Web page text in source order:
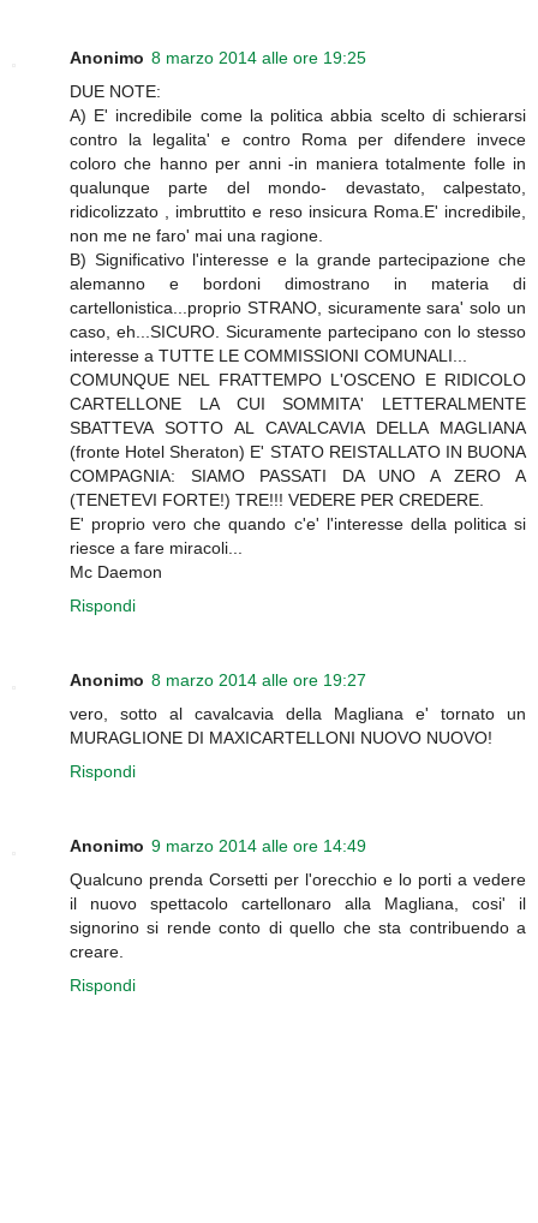
Anonimo 8 marzo 2014 alle ore 19:25
DUE NOTE:
A) E' incredibile come la politica abbia scelto di schierarsi
contro la legalita' e contro Roma per difendere invece
coloro che hanno per anni -in maniera totalmente folle in
qualunque parte del mondo- devastato, calpestato,
ridicolizzato , imbruttito e reso insicura Roma.E' incredibile,
non me ne faro' mai una ragione.
B) Significativo l'interesse e la grande partecipazione che
alemanno e bordoni dimostrano in materia di
cartellonistica...proprio STRANO, sicuramente sara' solo un
caso, eh...SICURO. Sicuramente partecipano con lo stesso
interesse a TUTTE LE COMMISSIONI COMUNALI...
COMUNQUE NEL FRATTEMPO L'OSCENO E RIDICOLO
CARTELLONE LA CUI SOMMITA' LETTERALMENTE
SBATTEVA SOTTO AL CAVALCAVIA DELLA MAGLIANA
(fronte Hotel Sheraton) E' STATO REISTALLATO IN BUONA
COMPAGNIA: SIAMO PASSATI DA UNO A ZERO A
(TENETEVI FORTE!) TRE!!! VEDERE PER CREDERE.
E' proprio vero che quando c'e' l'interesse della politica si
riesce a fare miracoli...
Mc Daemon
Rispondi
Anonimo 8 marzo 2014 alle ore 19:27
vero, sotto al cavalcavia della Magliana e' tornato un
MURAGLIONE DI MAXICARTELLONI NUOVO NUOVO!
Rispondi
Anonimo 9 marzo 2014 alle ore 14:49
Qualcuno prenda Corsetti per l'orecchio e lo porti a vedere
il nuovo spettacolo cartellonaro alla Magliana, cosi' il
signorino si rende conto di quello che sta contribuendo a
creare.
Rispondi